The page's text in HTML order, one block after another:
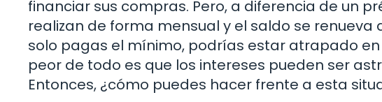
financiar sus compras. Pero, a diferencia de un
realizan de forma mensual y el saldo se
solo pagas el mínimo, podrías estar atrapado
peor de todo es que los intereses pueden ser
Entonces, ¿cómo puedes hacer frente a esta